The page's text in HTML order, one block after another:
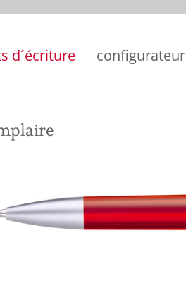
d´écriture configurateur